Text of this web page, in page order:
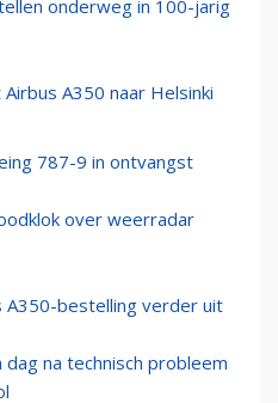
onderweg in 100-jarig
A350 naar Helsinki
787-9 in ontvangst
over weerradar
A350-bestelling verder uit
na technisch probleem